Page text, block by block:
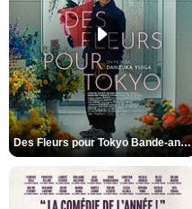
Des Fleurs pour Tokyo Bande-annonce VO STFR